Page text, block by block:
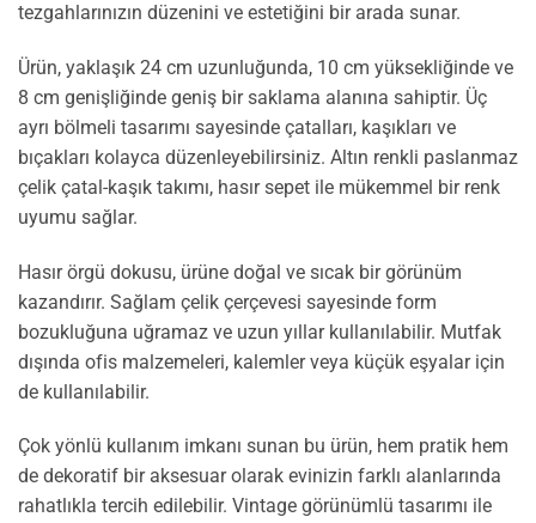
tezgahlarınızın düzenini ve estetiğini bir arada sunar.
Ürün, yaklaşık 24 cm uzunluğunda, 10 cm yüksekliğinde ve
8 cm genişliğinde geniş bir saklama alanına sahiptir. Üç
ayrı bölmeli tasarımı sayesinde çatalları, kaşıkları ve
bıçakları kolayca düzenleyebilirsiniz. Altın renkli paslanmaz
çelik çatal-kaşık takımı, hasır sepet ile mükemmel bir renk
uyumu sağlar.
Hasır örgü dokusu, ürüne doğal ve sıcak bir görünüm
kazandırır. Sağlam çelik çerçevesi sayesinde form
bozukluğuna uğramaz ve uzun yıllar kullanılabilir. Mutfak
dışında ofis malzemeleri, kalemler veya küçük eşyalar için
de kullanılabilir.
Çok yönlü kullanım imkanı sunan bu ürün, hem pratik hem
de dekoratif bir aksesuar olarak evinizin farklı alanlarında
rahatlıkla tercih edilebilir. Vintage görünümlü tasarımı ile